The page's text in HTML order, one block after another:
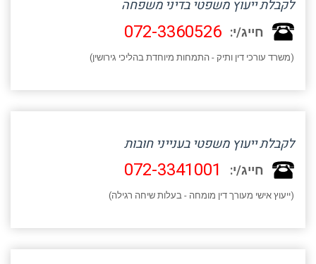
לקבלת ייעוץ משפטי בדיני משפחה
חייג/י: 072-3360526
(משרד עורכי דין ותיק - התמחות מיוחדת בהליכי גירושין)
לקבלת ייעוץ משפטי בענייני חובות
חייג/י: 072-3341001
(ייעוץ אישי מעורך דין מומחה - בעלות שיחה רגילה)